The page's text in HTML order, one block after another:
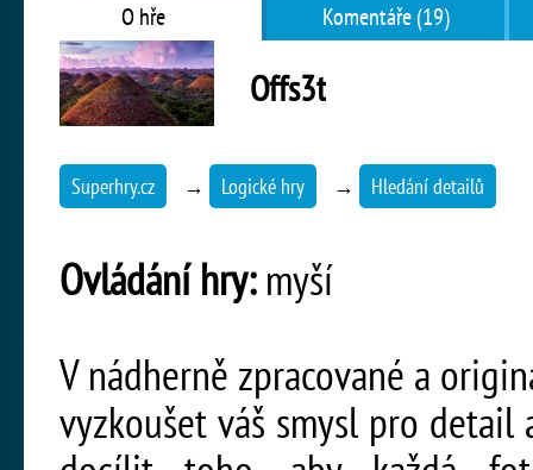
O hře Komentáře (19)
Offs3t
Superhry.cz → Logické hry → Hledání detailů
Ovládání hry:myší
V nádherně zpracované a
vyzkoušet váš smysl pro